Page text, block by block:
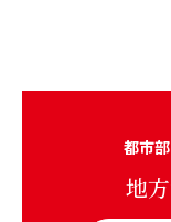
都市
地